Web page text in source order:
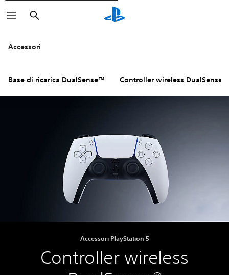
Cerca
Accessori
Base di ricarica DualSense™ Controller wireless DualSense
Accessori PlayStation 5
Controller wireless
Fai clic sulle icone